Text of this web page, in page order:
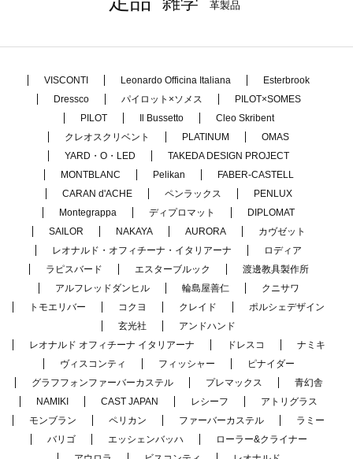
革製品
VISCONTI Leonardo Officina Italiana
Esterbrook
Dressco
パイロット×ソメス
PILOT×SOMES
PILOT
Il Bussetto
Cleo Skribent
クレオスクリベント
PLATINUM
OMAS
YARD・O・LED
TAKEDA DESIGN PROJECT
MONTBLANC
Pelikan
FABER-CASTELL
CARAN d'ACHE
ペンラックス
PENLUX
Montegrappa
ディプロマット
DIPLOMAT
SAILOR
NAKAYA AURORA
カヴゼット
レオナルド・オフィチーナ・イタリアーナ
ロディア
ラピスバード
エスターブルック
渡邊教具製作所
アルフレッドダンヒル
輪島屋善仁
クニサワ
トモエリバー
コクヨ クレイド
ポルシェデザイン
玄光社
アンドハンド
レオナルド オフィチーナ イタリアーナ
ドレスコ
ナミキ
ヴィスコンティ
フィッシャー
ピナイダー
グラフフォンファーバーカステル
プレマックス
青幻舎
NAMIKI
CAST JAPAN レシーフ
アトリグラス
モンブラン
ペリカン ファーバーカステル
ラミー
バリゴ
エッシェンバッハ
ローラー&クライナー